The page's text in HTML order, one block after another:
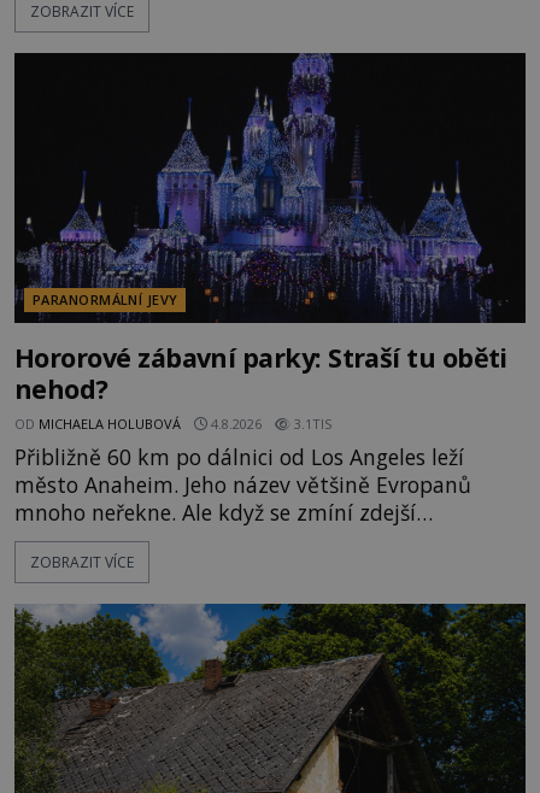
řetězu. Vše vyvrcholí katastrofou, když to Dreyfuss
následně nalezne schovaný kokain. Tímto
momentem se slavnému
ZOBRAZIT VÍCE
PARANORMÁLNÍ JEVY
Hororové zábavní parky: Straší tu oběti
nehod?
OD MICHAELA HOLUBOVÁ 4.8.2026 3.1TIS
Přibližně 60 km po dálnici od Los Angeles leží
město Anaheim. Jeho název většině Evropanů
mnoho neřekne. Ale když se zmíní zdejší
Disneyland, je hned jasno. Zábavní park vyroste na
poklidném místě bývalého sadu pomerančovníků.
kolem 17 000 000 zábavychtivých lidí ročně. A ač je
velká snaha to utajit, někteří z
ZOBRAZIT VÍCE